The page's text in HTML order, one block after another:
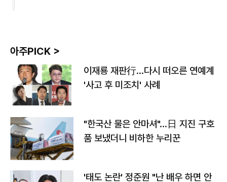
아주PICK >
이재룡 재판行…다시 떠오른 연예계
'사고 후 미조치' 사례
"한국산 물은 안마셔"…日 지진 구호
품 보냈더니 비하한 누리꾼
'태도 논란' 정준원 "난 배우 하면 안